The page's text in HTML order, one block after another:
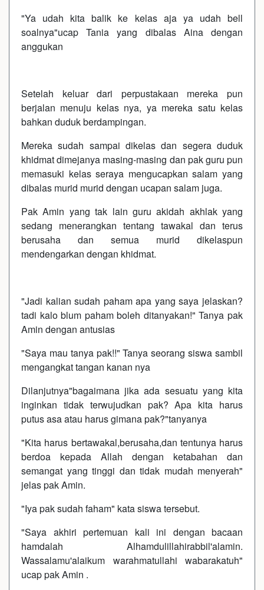
"Ya udah kita balik ke kelas aja ya udah bell
soalnya"ucap Tania yang dibalas Aina dengan
anggukan
Setelah keluar dari perpustakaan mereka pun
berjalan menuju kelas nya, ya mereka satu kelas
bahkan duduk berdampingan.
Mereka sudah sampai dikelas dan segera duduk
khidmat dimejanya masing-masing dan pak guru pun
memasuki kelas seraya mengucapkan salam yang
dibalas murid murid dengan ucapan salam juga.
Pak Amin yang tak lain guru akidah akhlak yang
sedang menerangkan tentang tawakal dan terus
berusaha dan semua murid dikelaspun
mendengarkan dengan khidmat.
"Jadi kalian sudah paham apa yang saya jelaskan?
tadi kalo blum paham boleh ditanyakan!" Tanya pak
Amin dengan antusias
"Saya mau tanya pak!!" Tanya seorang siswa sambil
mengangkat tangan kanan nya
Dilanjutnya"bagaimana jika ada sesuatu yang kita
inginkan tidak terwujudkan pak? Apa kita harus
putus asa atau harus gimana pak?"tanyanya
"Kita harus bertawakal,berusaha,dan tentunya harus
berdoa kepada Allah dengan ketabahan dan
semangat yang tinggi dan tidak mudah menyerah"
jelas pak Amin.
"Iya pak sudah faham" kata siswa tersebut.
"Saya akhiri pertemuan kali ini dengan bacaan
hamdalah Alhamdulillahirabbil'alamin.
Wassalamu'alaikum warahmatullahi wabarakatuh"
ucap pak Amin .